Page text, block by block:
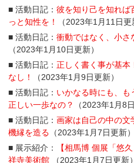
■ 活動日記：彼を知り己を知れば
っと知性を！
（2023年1月11日更
■ 活動日記：衝動ではなく、小さ
（2023年1月10日更新）
■ 活動日記：正しく書く事が基
なし！
（2023年1月9日更新）
■ 活動日記： いかなる時にも、
正しい一歩なの？
（2023年1月8
■ 活動日記：画家は自己の中の文
機縁を造る （2023年1月7日更新）
■ 展示紹介：
【相馬博 個展「悠
祥寺美術館
（2023年1月7日更新）